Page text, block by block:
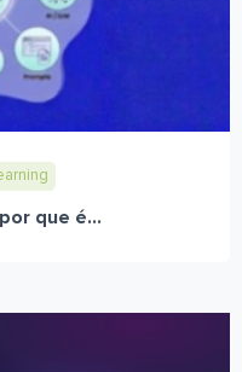
que é...